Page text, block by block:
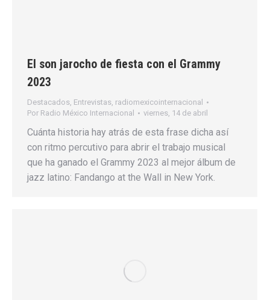
El son jarocho de fiesta con el Grammy
2023
Destacados, Entrevistas, radiomexicointernacional
Por Radio México Internacional viernes, 14 de abril
Cuánta historia hay atrás de esta frase dicha así
con ritmo percutivo para abrir el trabajo musical
que ha ganado el Grammy 2023 al mejor álbum de
jazz latino: Fandango at the Wall in New York.